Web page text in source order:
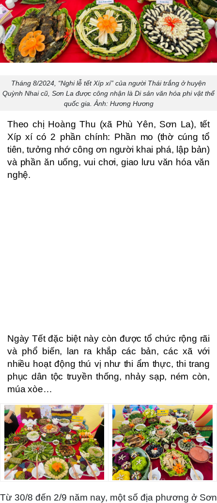
Tháng 8/2024, “Nghi lễ tết Xíp xí” của người Thái trắng ở huyện
Quỳnh Nhai cũ, Sơn La được công nhận là Di sản văn hóa phi vật thể
quốc gia. Ảnh: Hương Hương
Theo chị Hoàng Thu (xã Phù Yên, Sơn La), tết
Xíp xí có 2 phần chính: Phần mo (thờ cúng tổ
tiên, tưởng nhớ công ơn người khai phá, lập bản)
và phần ăn uống, vui chơi, giao lưu văn hóa văn
nghệ.
Ngày Tết đặc biệt này còn được tổ chức rộng rãi
và phổ biến, lan ra khắp các bản, các xã với
nhiều hoạt động thú vị như thi ẩm thực, thi trang
phục dân tộc truyền thống, nhảy sạp, ném còn,
múa xòe…
Từ 30/8 đến 2/9 năm nay, một số địa phương ở Sơn